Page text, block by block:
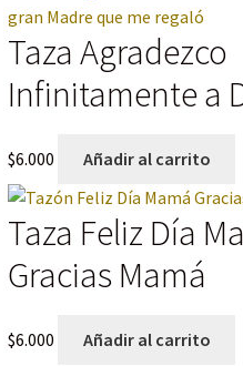
Taza Agradezco
Infinitamente a
$6.000 Añadir al carrito
Taza Feliz Día
Gracias Mamá
$6.000 Añadir al carrito